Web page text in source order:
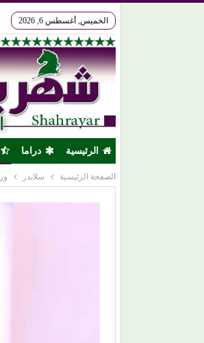
الخميس, أغسطس 6, 2026
الرئيسية دراما
الصفحة الرئيسية سلايدر وزير